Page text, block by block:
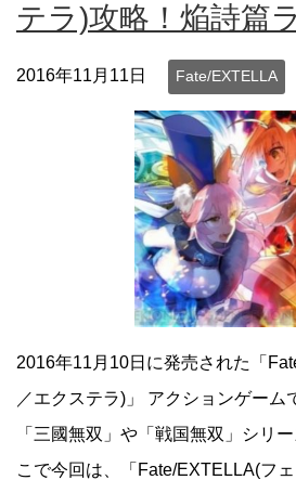
テラ)攻略！焔詩篇
2016年11月11日 Fate/EXTELLA
2016年11月10日に発売された「
／エクステラ)」 アクションゲーム
「三國無双」や「戦国無双」シリ
こで今回は、「Fate/EXTELLA(フ